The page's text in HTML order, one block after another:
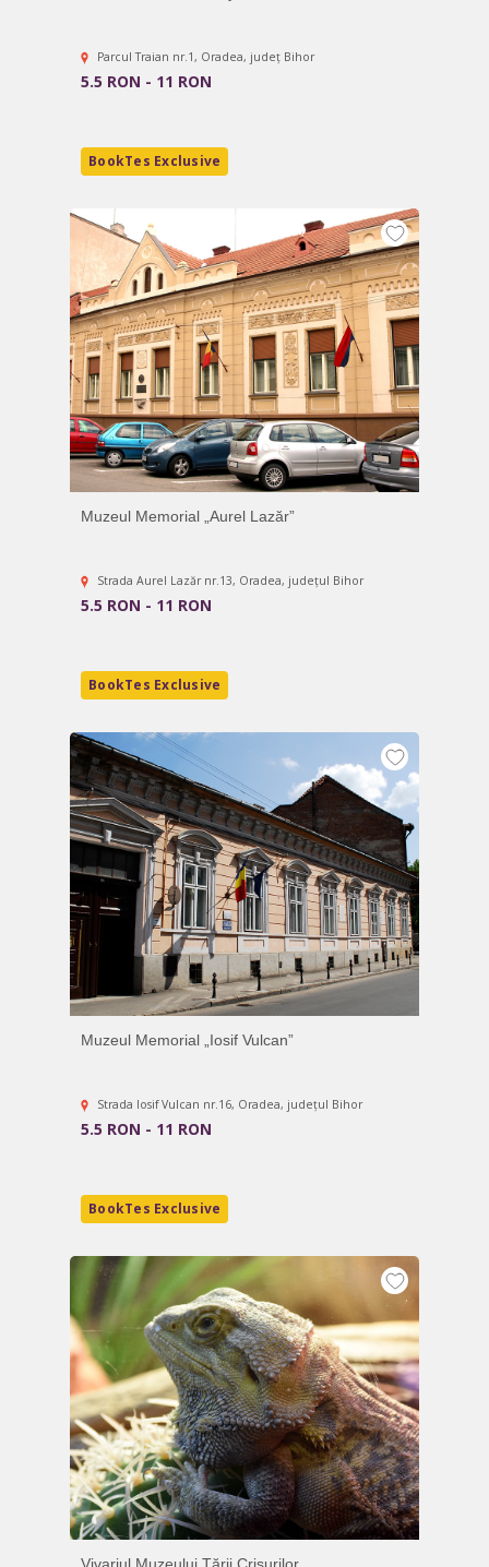
Parcul Traian nr.1, Oradea, județ Bihor
5.5 RON - 11 RON
BookTes Exclusive
Muzeul Memorial „Aurel Lazăr”
Strada Aurel Lazăr nr.13, Oradea, județul Bihor
5.5 RON - 11 RON
BookTes Exclusive
Muzeul Memorial „Iosif Vulcan”
Strada Iosif Vulcan nr.16, Oradea, județul Bihor
5.5 RON - 11 RON
BookTes Exclusive